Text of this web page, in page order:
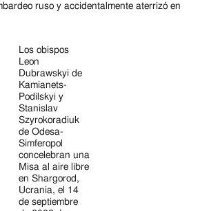
ruso y accidentalmente aterrizó en
Los obispos
Leon
Dubrawskyi de
Kamianets-
Podilskyi y
Stanislav
Szyrokoradiuk
de Odesa-
Simferopol
concelebran una
Misa al aire libre
en Shargorod,
Ucrania, el 14
de septiembre